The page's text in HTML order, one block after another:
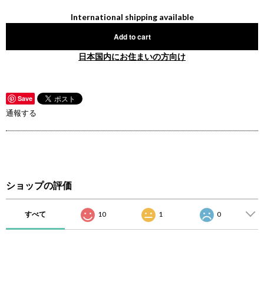
International shipping available
Add to cart
日本国内にお住まいの方向け
Save
通報する
ショップの評価
すべて 10 1 0